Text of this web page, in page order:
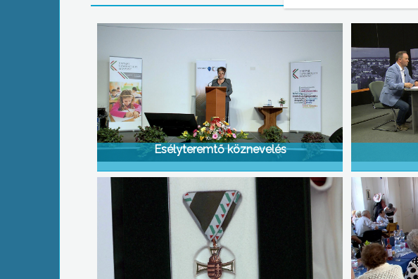
Esélyteremtő köznevelés